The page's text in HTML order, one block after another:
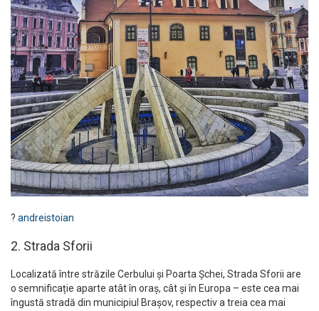
? andreistoian
2. Strada Sforii
Localizată între străzile Cerbului și Poarta Șchei, Strada Sforii are
o semnificație aparte atât în oraș, cât și în Europa – este cea mai
îngustă stradă din municipiul Brașov, respectiv a treia cea mai